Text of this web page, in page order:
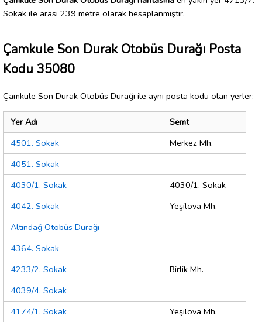
Sokak ile arası 239 metre olarak hesaplanmıştır.
Çamkule Son Durak Otobüs Durağı Posta
Kodu 35080
Çamkule Son Durak Otobüs Durağı ile aynı posta kodu olan yerler:
Yer Adı
Semt
4501. Sokak
Merkez Mh.
4051. Sokak
4030/1. Sokak
4030/1. Sokak
4042. Sokak
Yeşilova Mh.
Altındağ Otobüs Durağı
4364. Sokak
4233/2. Sokak
Birlik Mh.
4039/4. Sokak
4174/1. Sokak
Yeşilova Mh.